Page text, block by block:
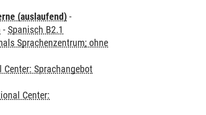
(auslaufend) -
- Spanisch B2.1
Sprachenzentrum; ohne
Sprachangebot
Center: